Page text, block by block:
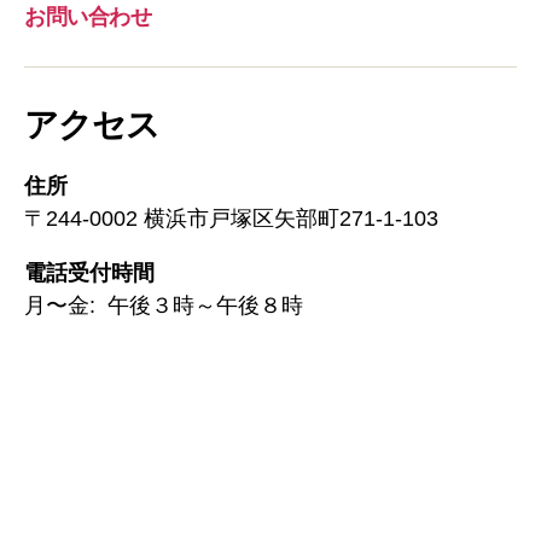
お問い合わせ
アクセス
住所
〒244-0002 横浜市戸塚区矢部町271-1-103
電話受付時間
月〜金: 午後３時～午後８時